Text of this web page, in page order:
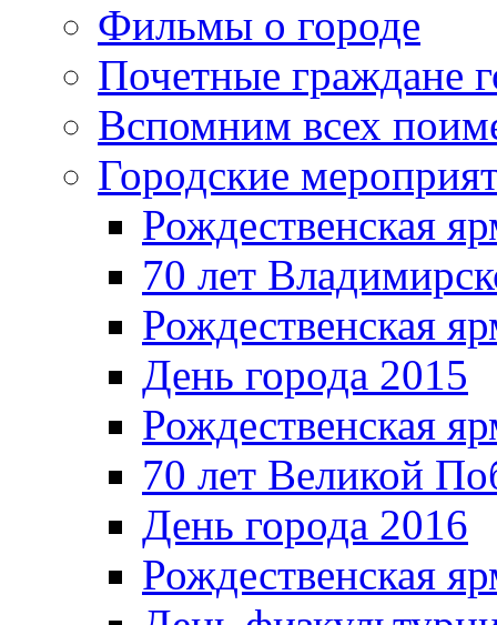
Фильмы о городе
Почетные граждане
Вспомним всех
Городские
Рождественская
70 лет
Рождественская
День города 2015
Рождественская
70 лет Великой
День города 2016
Рождественская